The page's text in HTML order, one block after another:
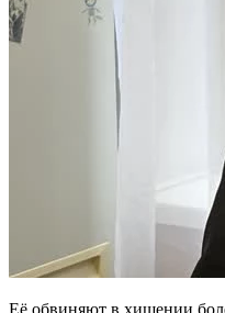
Её обвиняют в хищении